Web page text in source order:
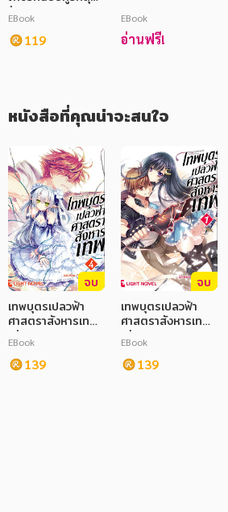
ป่วน
EBook
119
EBook
อ่านฟรี!
หนังสือที่คุณน่าจะสนใจ
จบ
เทพบุตรเปลวฟ้า
ศาสตราสังหารเทพ
เล่ม 4
EBook
139
จบ
เทพบุตรเปลวฟ้า
ศาสตราสังหารเทพ
เล่ม 1
EBook
139